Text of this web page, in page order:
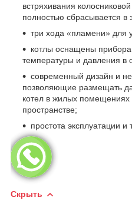
встряхивания
полностью сбрасывается в
три хода «пламени» для
котлы оснащены
температуры и давления в
современный дизайн и
позволяющие размещать
котел в жилых помещениях
пространстве;
простота эксплуатации и
Скрыть